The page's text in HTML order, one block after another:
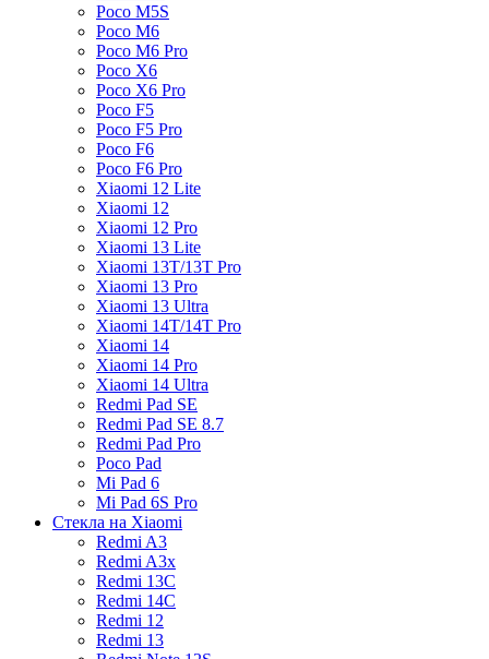
Poco M5S
Poco M6
Poco M6 Pro
Poco X6
Poco X6 Pro
Poco F5
Poco F5 Pro
Poco F6
Poco F6 Pro
Xiaomi 12 Lite
Xiaomi 12
Xiaomi 12 Pro
Xiaomi 13 Lite
Xiaomi 13T/13T Pro
Xiaomi 13 Pro
Xiaomi 13 Ultra
Xiaomi 14T/14T Pro
Xiaomi 14
Xiaomi 14 Pro
Xiaomi 14 Ultra
Redmi Pad SE
Redmi Pad SE 8.7
Redmi Pad Pro
Poco Pad
Mi Pad 6
Mi Pad 6S Pro
Стекла на Xiaomi
Redmi A3
Redmi A3x
Redmi 13C
Redmi 14C
Redmi 12
Redmi 13